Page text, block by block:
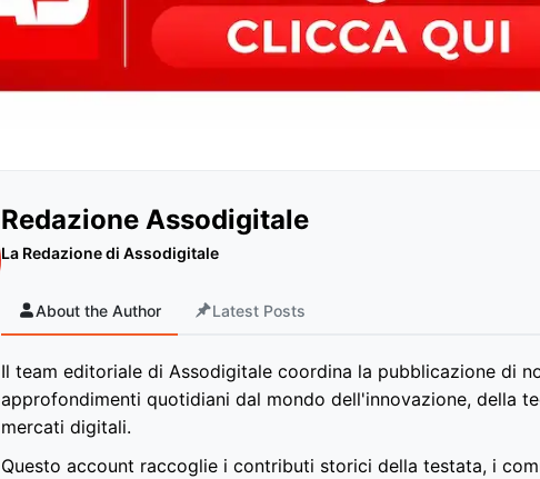
Redazione Assodigitale
La Redazione di Assodigitale
About the Author Latest Posts
Il team editoriale di Assodigitale coordina la pubblicazione di
approfondimenti quotidiani dal mondo dell'innovazione, della
mercati digitali.
Questo account raccoglie i contributi storici della testata, i